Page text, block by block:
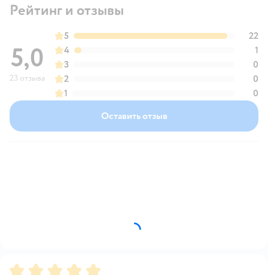
Рейтинг и отзывы
5,0
23 отзыва
5
22
4
1
3
0
2
0
1
0
Оставить отзыв
Рейтинг:5